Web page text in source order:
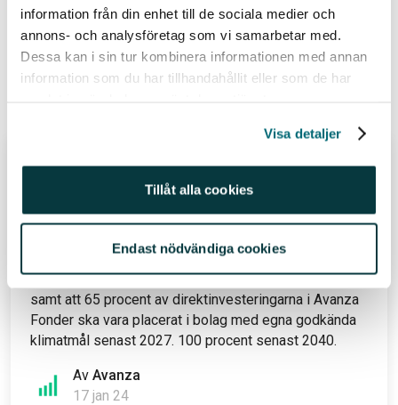
information från din enhet till de sociala medier och
annons- och analysföretag som vi samarbetar med.
Dessa kan i sin tur kombinera informationen med annan
information som du har tillhandahållit eller som de har
Visa detaljer
Tillåt alla cookies
Endast nödvändiga cookies
Relaterade ämnen
#sparahållbart (41)
Av Avanza
17 jan 24
Avanzas klimatmål godkända av
Science Based Target initiative
Avanzas vetenskapligt baserade klimatmål har nu
Target initiative (SBTi). Målen är att halvera våra
utsläpp av växthusgaser med 50 procent till 2030,
samt att 65 procent av direktinvesteringarna i Avanza
Fonder ska vara placerat i bolag med egna godkända
klimatmål senast 2027. 100 procent senast 2040.